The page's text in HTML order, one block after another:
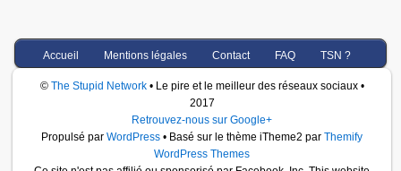
Accueil Mentions légales Contact FAQ TSN ?
© The Stupid Network• Le pire et le meilleur des réseaux sociaux •
2017
Retrouvez-nous sur Google+
Propulsé par WordPress • Basé sur le thème iTheme2 par Themify
WordPress Themes